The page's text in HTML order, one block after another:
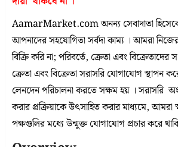
AamarMarket.com অনন্য সেবাদাতা
আপনাদের সহযোগিতা সর্বদা কাম্য । আমরা
বিক্রি করি না; পরিবর্তে, ক্রেতা এবং
ক্রেতা এবং বিক্রেতা সরাসরি যোগাযোগ স্থাপন
লেনদেন পরিচালনা করতে সক্ষম হয় । সরাসরি
করার প্রক্রিয়াকে উৎসাহিত করার মাধ্যমে, আমরা
পক্ষগুলির মধ্যে উন্মুক্ত যোগাযোগ প্রচার করে